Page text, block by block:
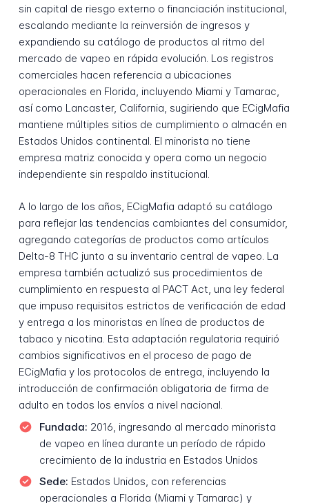
sin capital de riesgo externo o financiación institucional,
escalando mediante la reinversión de ingresos y
expandiendo su catálogo de productos al ritmo del
mercado de vapeo en rápida evolución. Los registros
comerciales hacen referencia a ubicaciones
operacionales en Florida, incluyendo Miami y Tamarac,
así como Lancaster, California, sugiriendo que ECigMafia
mantiene múltiples sitios de cumplimiento o almacén en
Estados Unidos continental. El minorista no tiene
empresa matriz conocida y opera como un negocio
independiente sin respaldo institucional.
A lo largo de los años, ECigMafia adaptó su catálogo
para reflejar las tendencias cambiantes del consumidor,
agregando categorías de productos como artículos
Delta-8 THC junto a su inventario central de vapeo. La
empresa también actualizó sus procedimientos de
cumplimiento en respuesta al PACT Act, una ley federal
que impuso requisitos estrictos de verificación de edad
y entrega a los minoristas en línea de productos de
tabaco y nicotina. Esta adaptación regulatoria requirió
cambios significativos en el proceso de pago de
ECigMafia y los protocolos de entrega, incluyendo la
introducción de confirmación obligatoria de firma de
adulto en todos los envíos a nivel nacional.
Fundada: 2016, ingresando al mercado minorista
de vapeo en línea durante un período de rápido
crecimiento de la industria en Estados Unidos
Sede: Estados Unidos, con referencias
operacionales a Florida (Miami y Tamarac) y